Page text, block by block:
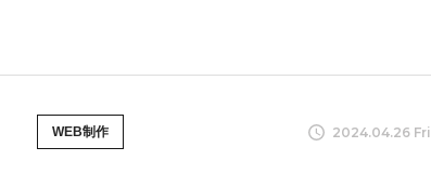
WEB制作 2024.04.26 Fri